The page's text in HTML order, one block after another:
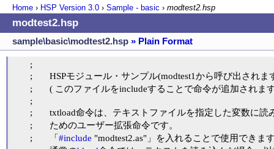
Home › HSP Version 3.0 › Sample - basic › modtest2.hsp
modtest2.hsp
sample\basic\modtest2.hsp » Plain Format
	;	「
#include "modtest2.as"」を入れることで使用できま